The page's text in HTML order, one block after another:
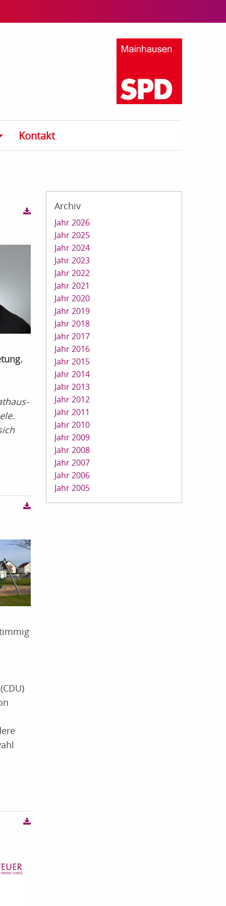
Kontakt
Archiv
Jahr 2026
Jahr 2025
Jahr 2024
Jahr 2023
Jahr 2022
Jahr 2021
Jahr 2020
Jahr 2019
Jahr 2018
Jahr 2017
Jahr 2016
Jahr 2015
Jahr 2014
Jahr 2013
Jahr 2012
Jahr 2011
Jahr 2010
Jahr 2009
Jahr 2008
Jahr 2007
Jahr 2006
Jahr 2005